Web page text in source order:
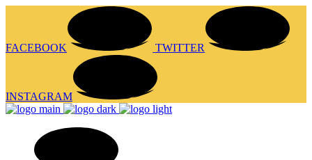
FACEBOOK TWITTER
INSTAGRAM